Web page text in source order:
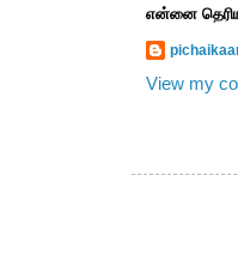
என்னை
View my